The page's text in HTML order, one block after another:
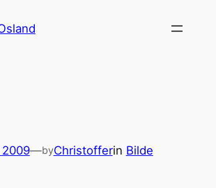
—byChristofferin Bilde